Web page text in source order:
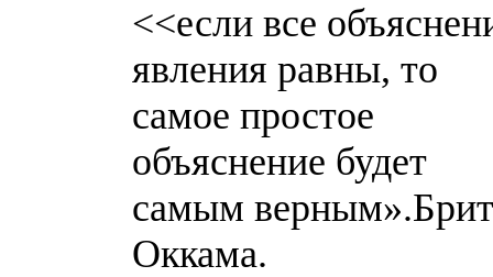
<<если все
явления равны, то
самое простое
объяснение будет
самым
Оккама.